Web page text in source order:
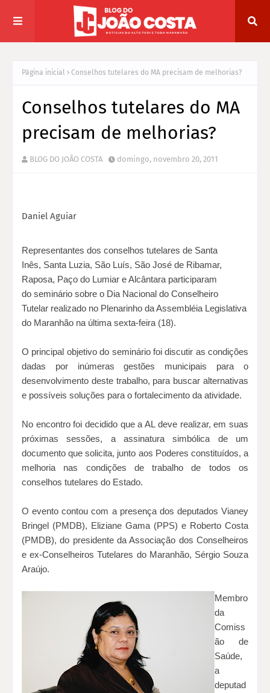
Página inicial Conselhos tutelares do MA precisam de melhorias?
Conselhos tutelares do MA
precisam de melhorias?
BLOG DO JOÃO COSTA domingo, novembro 20, 2011
Daniel Aguiar
Representantes dos conselhos tutelares de Santa
Inês, Santa Luzia, São Luís, São José de Ribamar,
Raposa, Paço do Lumiar e Alcântara participaram
do seminário sobre o Dia Nacional do Conselheiro
Tutelar realizado no Plenarinho da Assembléia Legislativa
do Maranhão na última sexta-feira (18).
O principal objetivo do seminário foi discutir as condições
dadas por inúmeras gestões municipais para o
desenvolvimento deste trabalho, para buscar alternativas
e possíveis soluções para o fortalecimento da atividade.
No encontro foi decidido que a AL deve realizar, em suas
próximas sessões, a assinatura simbólica de um
documento que solicita, junto aos Poderes constituídos, a
melhoria nas condições de trabalho de todos os
conselhos tutelares do Estado.
O evento contou com a presença dos deputados Vianey
Bringel (PMDB), Eliziane Gama (PPS) e Roberto Costa
(PMDB), do presidente da Associação dos Conselheiros
e ex-Conselheiros Tutelares do Maranhão, Sérgio Souza
Araújo.
Membro
da
Comiss
ão de
Saúde,
a
deputad